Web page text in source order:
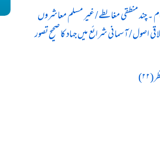
۔ چند منطقی مغالطے / غیر مسلم معاشروں
اصول / آسمانی شرائع میں جہاد کا صحیح تصور